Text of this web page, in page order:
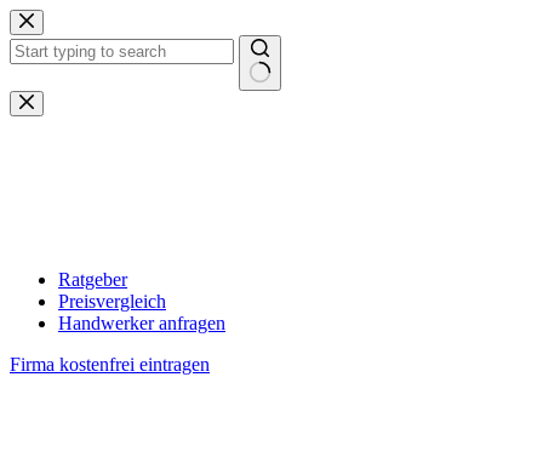
Zum
Inhalt
springen
Keine
Ergebnisse
Ratgeber
Preisvergleich
Handwerker anfragen
Firma kostenfrei eintragen